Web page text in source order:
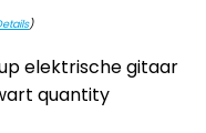
)
elektrische gitaar
quantity